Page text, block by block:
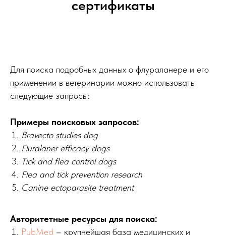
сертификаты
Для поиска подробных данных о флураланере и его
применении в ветеринарии можно использовать
следующие запросы:
Примеры поисковых запросов:
Bravecto studies dog
Fluralaner efficacy dogs
Tick and flea control dogs
Flea and tick prevention research
Canine ectoparasite treatment
Авторитетные ресурсы для поиска:
PubMed – крупнейшая база медицинских и